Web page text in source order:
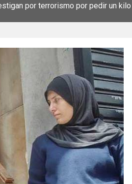
por terrorismo por pedir un